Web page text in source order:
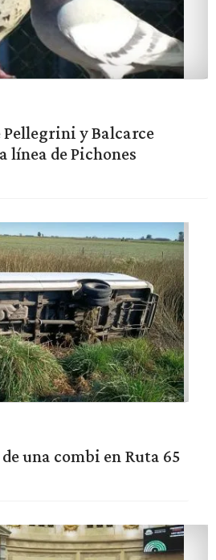
Pellegrini y Balcarce
de Pichones
una combi en Ruta 65